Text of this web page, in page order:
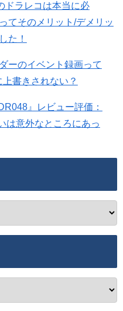
ドラレコは本当に必
てそのメリット/デメリッ
た！
ーのイベント録画って
書きされない？
』レビュー評価：
は意外なところにあっ